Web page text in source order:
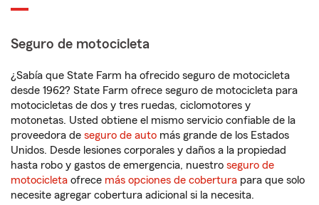
Seguro de motocicleta
¿Sabía que State Farm ha ofrecido seguro de motocicleta
desde 1962? State Farm ofrece seguro de motocicleta para
motocicletas de dos y tres ruedas, ciclomotores y
motonetas. Usted obtiene el mismo servicio confiable de la
proveedora de seguro de auto más grande de los Estados
Unidos. Desde lesiones corporales y daños a la propiedad
hasta robo y gastos de emergencia, nuestro seguro de
motocicleta ofrece más opciones de cobertura para que solo
necesite agregar cobertura adicional si la necesita.